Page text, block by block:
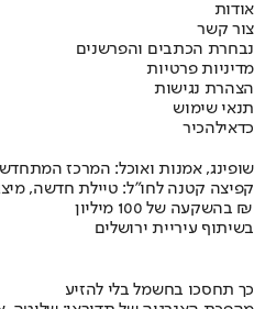
אודות
צור קשר
נבחרת הכתבים והפרשנים
מדיניות פרטיות
הצהרת נגישות
תנאי שימוש
כדאילהכיר
שופינג, אמנות ואוכל: המרכז
קפיצה קטנה לחו"ל: טיילת חדשה,
בהשקעה של 100 מיליון ₪
בשיתוף עיריית ירושלים
כך תחסכו בחשמל בלי להזיע